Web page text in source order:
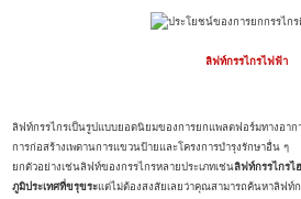
ลิฟท์กรรไกรไฟฟ้า
ลิฟท์กรรไกรเป็นรูปแบบยอดนิยมของการยกแพลตฟอร์มทางอา
การก่อสร้างเพดานการแขวนป้ายและโครงการบำรุงรักษาอื่น ๆ
ยกตัวอย่างเช่นลิฟท์ของกรรไกรหลายประเภทเช่นลิฟท์กรรไกรไ
ภูมิประเทศที่ขรุขระแต่ไม่ต้องสงสัยเลยว่าคุณสามารถค้นหาลิฟท์